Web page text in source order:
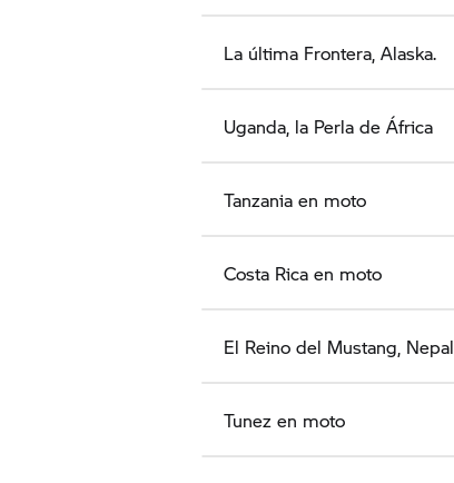
La última Frontera, Alaska.
Uganda, la Perla de África
Tanzania en moto
Costa Rica en moto
El Reino del Mustang, Nepal
Tunez en moto